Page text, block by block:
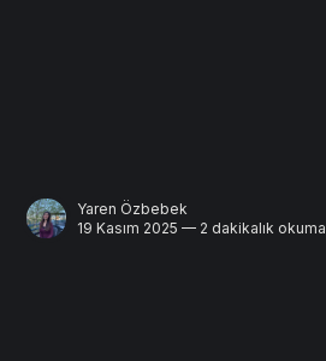
Yaren Özbebek
19 Kasım 2025 — 2 dakikalık okuma